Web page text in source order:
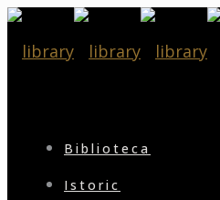
Biblioteca
Istoric